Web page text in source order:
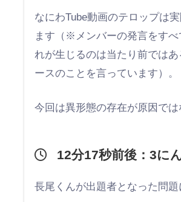
なにわTube動画のテロップは
ます（※メンバーの発言をす
れが生じるのは当たり前では
ースのことを言っています）。
今回は異形態の存在が原因で
12分17秒前後：3に
長尾くんが出題者となった問